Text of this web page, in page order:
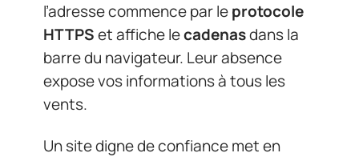
l’adresse commence par leprotocole
HTTPSet affiche lecadenasdans la
barre du navigateur. Leur absence
expose vos informations à tous les
vents.
Un site digne de confiance met en